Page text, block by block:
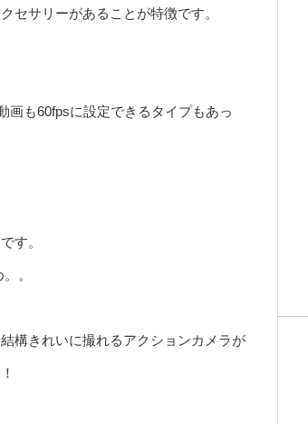
セサリーがあることが特徴です。
も60fpsに設定できるタイプもあっ
す。
。
構きれいに撮れるアクションカメラが
！